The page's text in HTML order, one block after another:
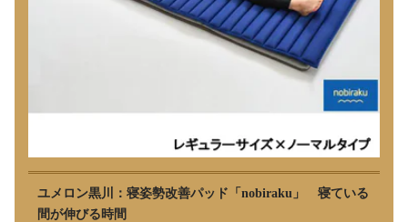
ユメロン黒川：寝姿勢改善パッド「nobiraku」 寝ている
間が伸びる時間